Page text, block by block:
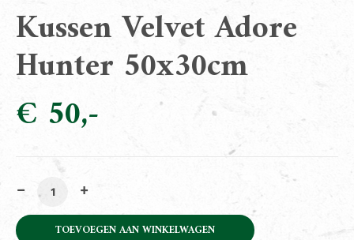
Kussen Velvet Adore
Hunter 50x30cm
€ 50
Kussen Velvet Adore Hunter 50x30cm aantal
TOEVOEGEN AAN WINKELWAGEN